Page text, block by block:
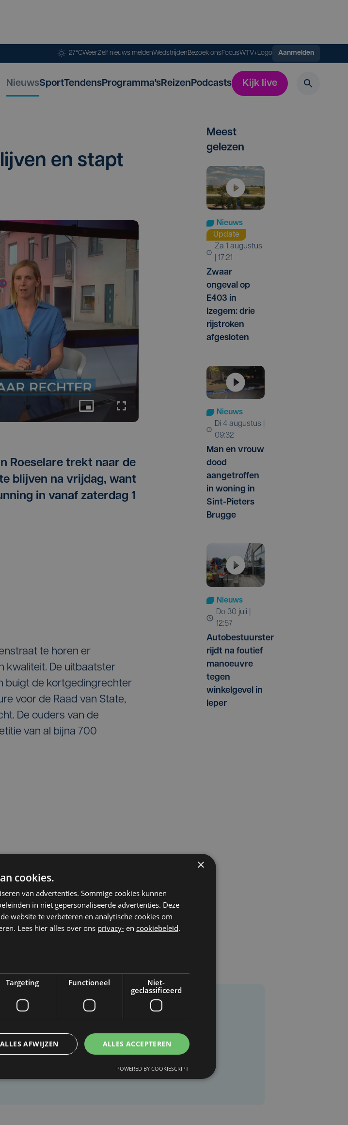
27°CWeerZelf nieuws meldenWedstrijdenBezoek onsFocusWTV+Logo Aanmelden
NieuwsSportTendensProgramma'sReizenPodcasts Kijk live
en stapt
Roeselare trekt naar de
blijven na vrijdag, want
in vanaf zaterdag 1
te horen er
kwaliteit. De uitbaatster
buigt de kortgedingrechter
voor de Raad van State,
De ouders van de
van al bijna 700
Meest
gelezen
Nieuws
Update
za 1 augustus
| 17:21
Zwaar
ongeval op
E403 in
Izegem: drie
rijstroken
afgesloten
Nieuws
di 4 augustus |
09:32
Man en vrouw
dood
aangetroffen
in woning in
Sint-Pieters
Brugge
Nieuws
do 30 juli |
12:57
Autobestuurster
rijdt na foutief
manoeuvre
tegen
winkelgevel in
Ieper
opgemerkt?
opgemerkt in dit artikel?
×
cookies.
van advertenties. Sommige cookies kunnen
in niet gepersonaliseerde advertenties. Deze
website te verbeteren en analytische cookies om
Lees hier alles over ons privacy- en cookiebeleid.
Targeting Functioneel
Niet-
geclassificeerd
ALLES ACCEPTEREN
ALLES AFWIJZEN
POWERED BY COOKIESCRIPT